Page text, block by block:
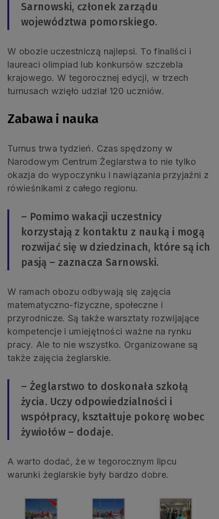
Sarnowski, członek zarządu
województwa pomorskiego.
W obozie uczestniczą najlepsi. To finaliści i
laureaci olimpiad lub konkursów szczebla
krajowego. W tegorocznej edycji, w trzech
turnusach wzięło udział 120 uczniów.
Zabawa i nauka
Turnus trwa tydzień. Czas spędzony w
Narodowym Centrum Żeglarstwa to nie tylko
okazja do wypoczynku i nawiązania przyjaźni z
rówieśnikami z całego regionu.
– Pomimo wakacji uczestnicy
korzystają z kontaktu z nauką i mogą
rozwijać się w dziedzinach, które są ich
pasją – zaznacza Sarnowski.
W ramach obozu odbywają się zajęcia
matematyczno-fizyczne, społeczne i
przyrodnicze. Są także warsztaty rozwijające
kompetencje i umiejętności ważne na rynku
pracy. Ale to nie wszystko. Organizowane są
także zajęcia żeglarskie.
– Żeglarstwo to doskonała szkołą
życia. Uczy odpowiedzialności i
współpracy, kształtuje pokorę wobec
żywiołów – dodaje.
A warto dodać, że w tegorocznym lipcu
warunki żeglarskie były bardzo dobre.